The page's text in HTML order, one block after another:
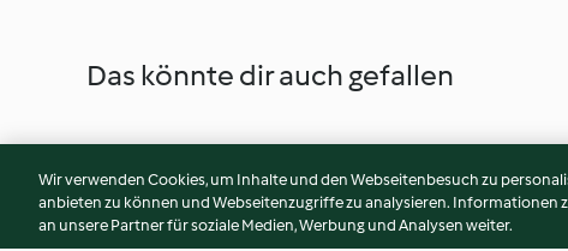
Das könnte dir auch gefallen
Wir verwenden Cookies, um Inhalte und den Webseitenbesuch zu
anbieten zu können und Webseitenzugriffe zu analysieren. Informationen
an unsere Partner für soziale Medien, Werbung und Analysen weiter.